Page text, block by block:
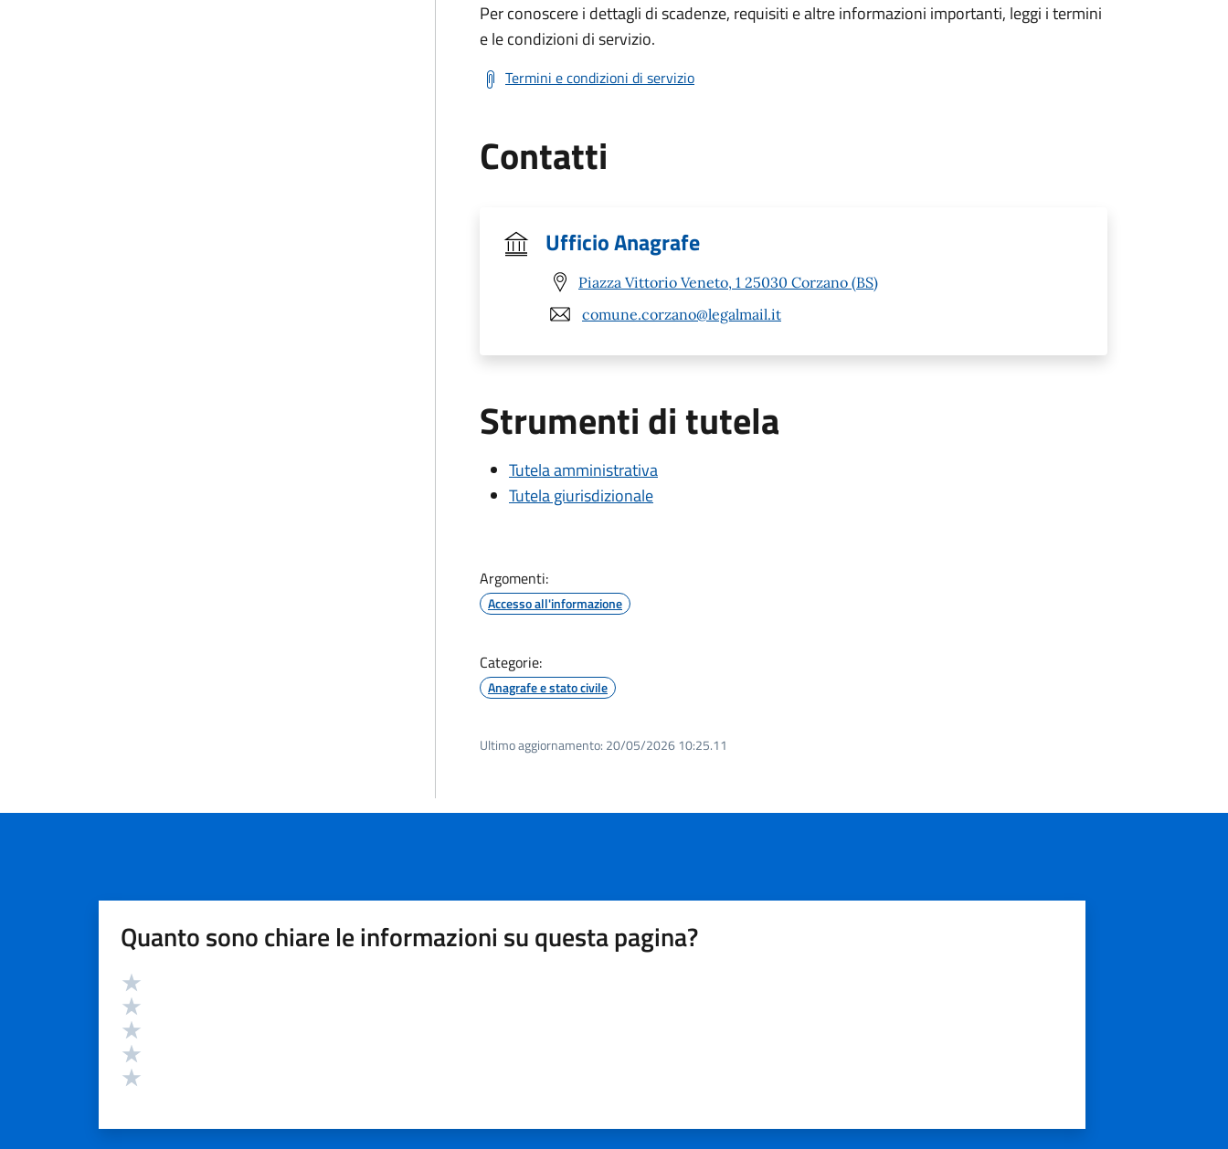
Per conoscere i dettagli di scadenze, requisiti e altre informazioni importanti, leggi i termini
e le condizioni di servizio.
Termini e condizioni di servizio
Contatti
Ufficio Anagrafe
Piazza Vittorio Veneto, 1 25030 Corzano (BS)
comune.corzano@legalmail.it
Strumenti di tutela
Tutela amministrativa
Tutela giurisdizionale
Argomenti:
Accesso all'informazione
Categorie:
Anagrafe e stato civile
Ultimo aggiornamento: 20/05/2026 10:25.11
Quanto sono chiare le informazioni su questa pagina?
Valutazione